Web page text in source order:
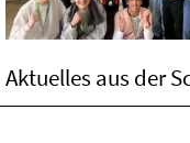
Aktuelles aus der